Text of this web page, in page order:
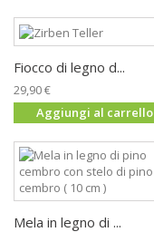
Fiocco di legno d...
29,90 €
Aggiungi al carrello
Mela in legno di ...